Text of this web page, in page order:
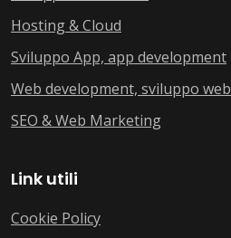
Hosting & Cloud
Sviluppo App, app development
Web development, sviluppo web
SEO & Web Marketing
Link utili
Cookie Policy